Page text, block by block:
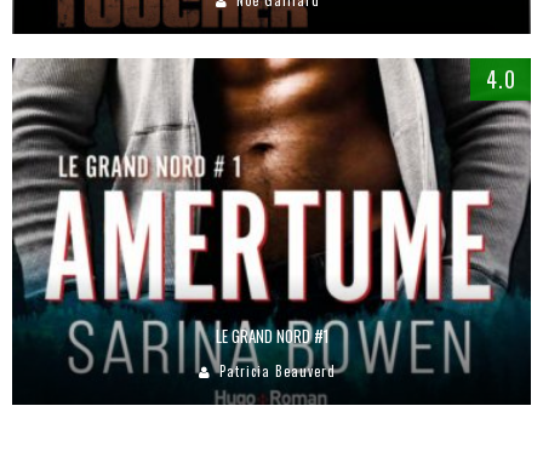
4.0
LE GRAND NORD #1
Patricia Beauverd